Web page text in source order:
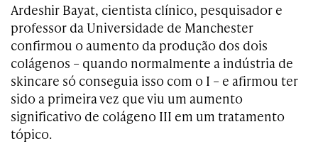
Ardeshir Bayat, cientista clínico, pesquisador e
professor da Universidade de Manchester
confirmou o aumento da produção dos dois
colágenos – quando normalmente a indústria de
skincare só conseguia isso com o I – e afirmou ter
sido a primeira vez que viu um aumento
significativo de colágeno III em um tratamento
tópico.